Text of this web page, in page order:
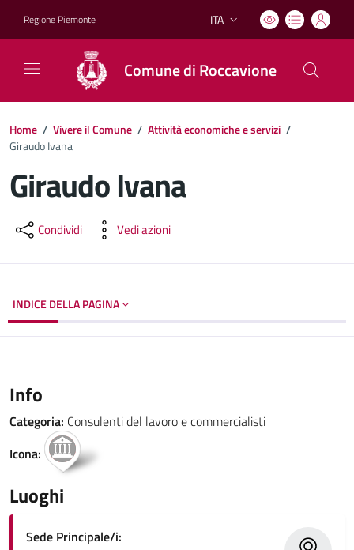
Regione Piemonte Lingua attiva:
ITA
Comune di Roccavione
Home / Vivere il Comune / Attività economiche e servizi /
Giraudo Ivana
Giraudo Ivana
Dettagli del documento
Condividi Vedi azioni
INDICE DELLA PAGINA
Info
Categoria: Consulenti del lavoro e commercialisti
Icona:
Luoghi
Sede Principale/i: